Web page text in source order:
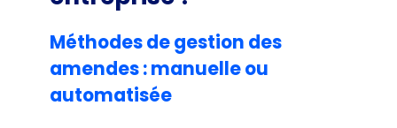
Méthodes de gestion des
amendes : manuelle ou
automatisée